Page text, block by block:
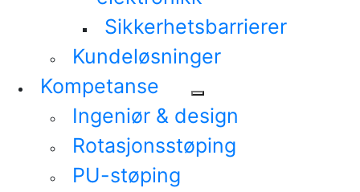
Sikkerhetsbarrierer
Kundeløsninger
Kompetanse
Ingeniør & design
Rotasjonsstøping
PU-støping